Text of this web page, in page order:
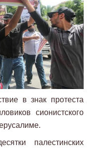
в знак протеста
сионистского
палестинских